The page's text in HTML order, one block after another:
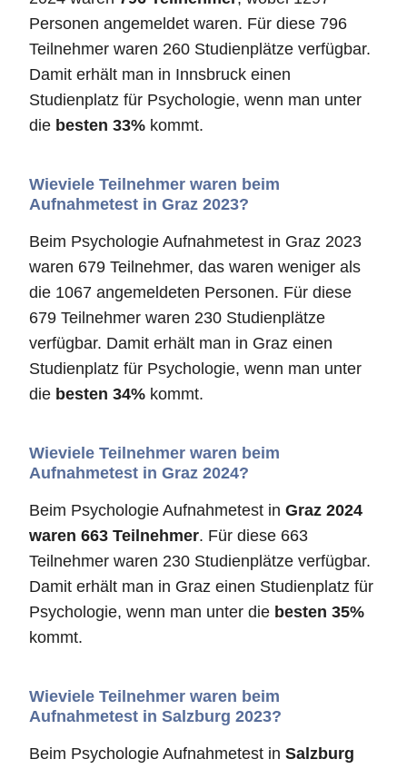
Personen angemeldet waren. Für diese 796
Teilnehmer waren 260 Studienplätze verfügbar.
Damit erhält man in Innsbruck einen
Studienplatz für Psychologie, wenn man unter
die besten 33% kommt.
Wieviele Teilnehmer waren beim
Aufnahmetest in Graz 2023?
Beim Psychologie Aufnahmetest in Graz 2023
waren 679 Teilnehmer, das waren weniger als
die 1067 angemeldeten Personen. Für diese
679 Teilnehmer waren 230 Studienplätze
verfügbar. Damit erhält man in Graz einen
Studienplatz für Psychologie, wenn man unter
die besten 34% kommt.
Wieviele Teilnehmer waren beim
Aufnahmetest in Graz 2024?
Beim Psychologie Aufnahmetest in Graz 2024
waren 663 Teilnehmer. Für diese 663
Teilnehmer waren 230 Studienplätze verfügbar.
Damit erhält man in Graz einen Studienplatz für
Psychologie, wenn man unter die besten 35%
kommt.
Wieviele Teilnehmer waren beim
Aufnahmetest in Salzburg 2023?
Beim Psychologie Aufnahmetest in Salzburg